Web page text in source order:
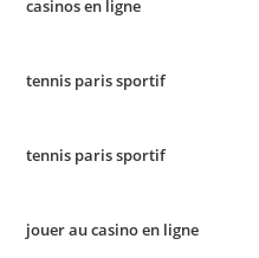
casinos en ligne
tennis paris sportif
tennis paris sportif
jouer au casino en ligne